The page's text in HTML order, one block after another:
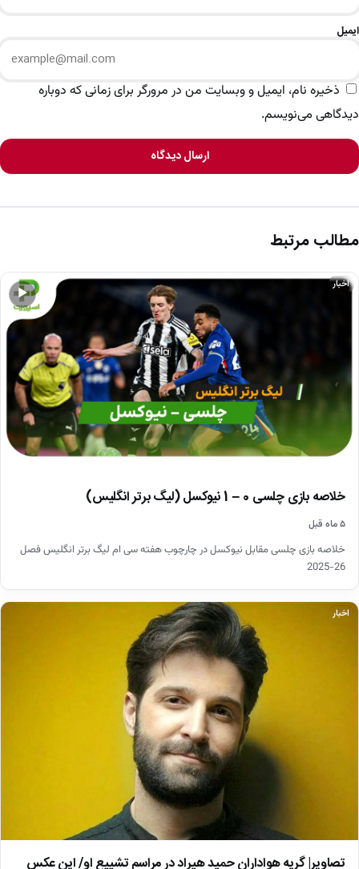
ایمیل
ذخیره نام، ایمیل و وبسایت من در مرورگر برای زمانی که دوباره
دیدگاهی می‌نویسم.
ارسال دیدگاه
مطالب مرتبط
▶
اخبار
خلاصه بازی چلسی 0 – 1 نیوکسل (لیگ برتر انگلیس)
۵ ماه قبل
خلاصه بازی چلسی مقابل نیوکسل در چارچوب هفته سی ام لیگ برتر انگلیس فصل
26-2025
اخبار
تصاویر| گریه هواداران حمید هیراد در مراسم تشییع او/ این عکس